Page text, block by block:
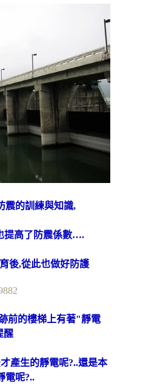
震的訓練與知識,
提高了防震係數….
後,從此也做好防護
前的樓梯上有著"靜電
醒
產生的靜電呢?..還是本
電呢?..